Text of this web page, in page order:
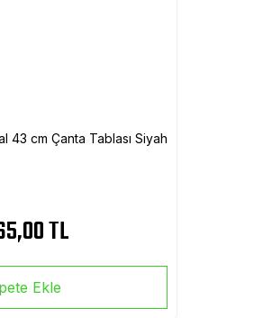
43 cm Çanta Tablası Siyah
TL
Ekle